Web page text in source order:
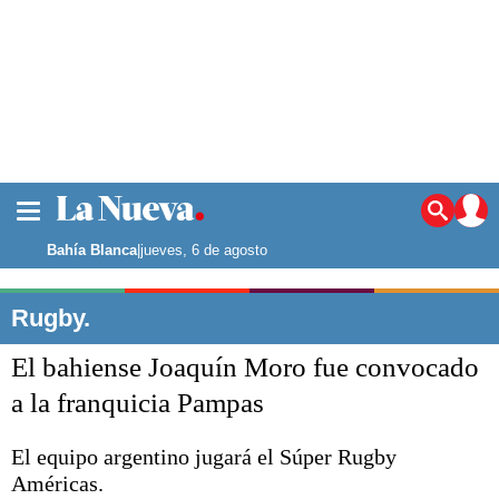
Noticias
La ciudad
Punta Alta
El mundo
Opinión
Deportes
Escenario Olímpico
Bahía Blanca|jueves, 6 de agosto
Rugby.
El bahiense Joaquín Moro fue convocado
a la franquicia Pampas
El equipo argentino jugará el Súper Rugby
Américas.